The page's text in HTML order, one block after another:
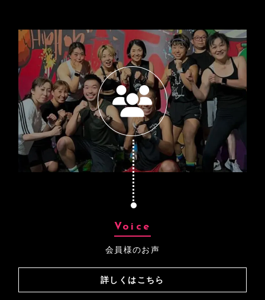
Voice
会員様のお声
詳しくはこちら